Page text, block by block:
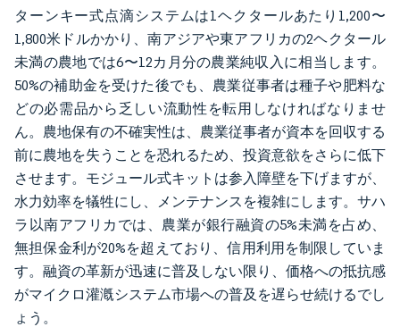
ターンキー式点滴システムは1ヘクタールあたり1,200〜
1,800米ドルかかり、南アジアや東アフリカの2ヘクタール
未満の農地では6〜12カ月分の農業純収入に相当します。
50%の補助金を受けた後でも、農業従事者は種子や肥料な
どの必需品から乏しい流動性を転用しなければなりませ
ん。農地保有の不確実性は、農業従事者が資本を回収する
前に農地を失うことを恐れるため、投資意欲をさらに低下
させます。モジュール式キットは参入障壁を下げますが、
水力効率を犠牲にし、メンテナンスを複雑にします。サハ
ラ以南アフリカでは、農業が銀行融資の5%未満を占め、
無担保金利が20%を超えており、信用利用を制限していま
す。融資の革新が迅速に普及しない限り、価格への抵抗感
がマイクロ灌漑システム市場への普及を遅らせ続けるでし
ょう。